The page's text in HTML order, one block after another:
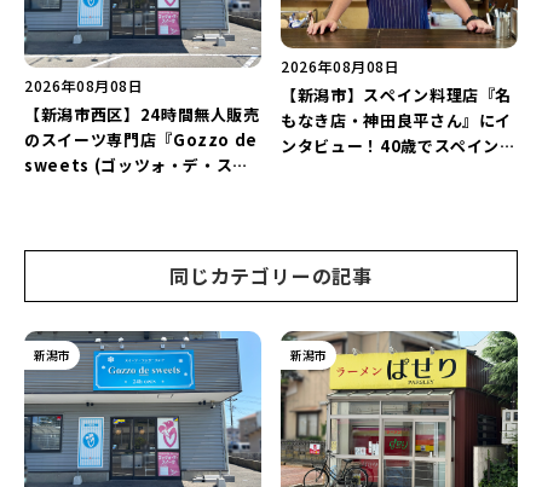
2026年08月08日
【新潟市西区】24時間無人販売
のスイーツ専門店『Gozzo de
sweets (ゴッツォ・デ・スイ
2026年08月08日
【新潟市】スペイン料理店『名
もなき店・神田良平さん』にイ
ンタビュー！40歳でスペインへ
同じカテゴリーの記事
新潟市 新潟市